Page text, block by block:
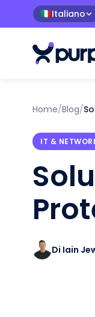
🇮🇹Italiano
Home/Blog/
IT &
Di Iain